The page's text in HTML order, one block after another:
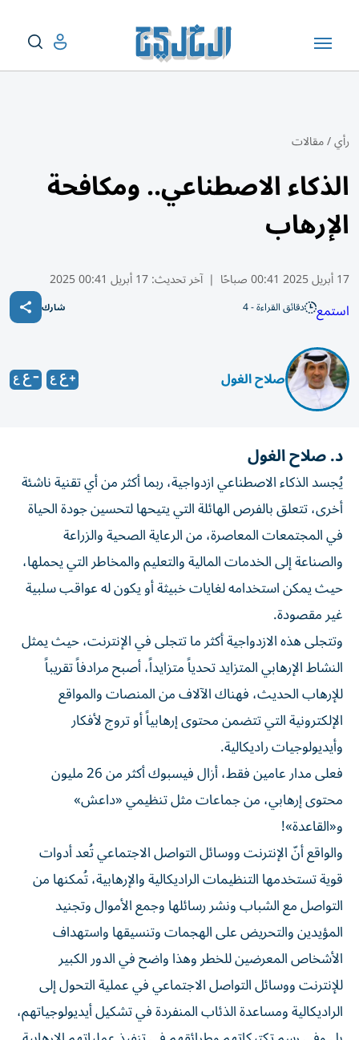
رأي/مقالات
الذكاء الاصطناعي.. ومكافحة
الإرهاب
17 أبريل 2025 00:41 صباحًا | آخر تحديث:17 أبريل 00:41 2025
استمع دقائق القراءة - 4 شارك
صلاح الغول
د. صلاح الغول
يُجسد الذكاء الاصطناعي ازدواجية، ربما أكثر من أي تقنية ناشئة
أخرى، تتعلق بالفرص الهائلة التي يتيحها لتحسين جودة الحياة
في المجتمعات المعاصرة، من الرعاية الصحية والزراعة
والصناعة إلى الخدمات المالية والتعليم والمخاطر التي يحملها،
حيث يمكن استخدامه لغايات خبيثة أو يكون له عواقب سلبية
غير مقصودة.
وتتجلى هذه الازدواجية أكثر ما تتجلى في الإنترنت، حيث يمثل
النشاط الإرهابي المتزايد تحدياً متزايداً، أصبح مرادفاً تقريباً
للإرهاب الحديث، فهناك الآلاف من المنصات والمواقع
الإلكترونية التي تتضمن محتوى إرهابياً أو تروج لأفكار
وأيديولوجيات راديكالية.
فعلى مدار عامين فقط، أزال فيسبوك أكثر من 26 مليون
محتوى إرهابي، من جماعات مثل تنظيمي «داعش»
و«القاعدة»!
والواقع أنّ الإنترنت ووسائل التواصل الاجتماعي تُعد أدوات
قوية تستخدمها التنظيمات الراديكالية والإرهابية، تُمكنها من
التواصل مع الشباب ونشر رسائلها وجمع الأموال وتجنيد
المؤيدين والتحريض على الهجمات وتنسيقها واستهداف
الأشخاص المعرضين للخطر وهذا واضح في الدور الكبير
للإنترنت ووسائل التواصل الاجتماعي في عملية التحول إلى
الراديكالية ومساعدة الذئاب المنفردة في تشكيل أيديولوجياتهم،